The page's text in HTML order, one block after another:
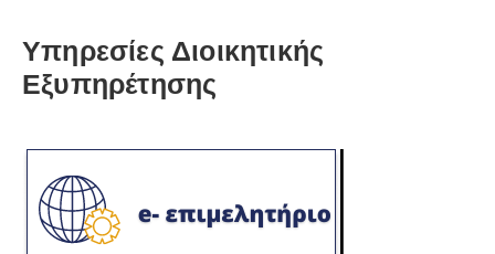
Υπηρεσίες Διοικητικής
Εξυπηρέτησης